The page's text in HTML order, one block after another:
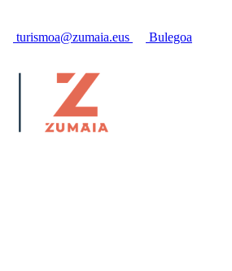
turismoa@zumaia.eus Bulegoa